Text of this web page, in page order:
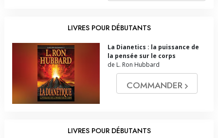
LIVRES POUR DÉBUTANTS
La Dianetics : la puissance de
la pensée sur le corps
de L. Ron Hubbard
COMMANDER
LIVRES POUR DÉBUTANTS